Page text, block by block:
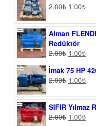
2.00₺ 1.00₺
Alman
Redüktör
2.00₺ 1.00₺
İmak 75 HP
2.00₺ 1.00₺
SIFIR Yılmaz
2.00₺ 1.00₺